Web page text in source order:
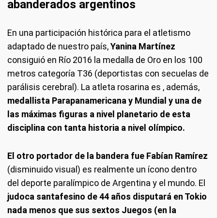
abanderados argentinos
En una participación histórica para el atletismo
adaptado de nuestro país,Yanina Martínez
consiguió en Río 2016 la medalla de Oro en los 100
metros categoría T36 (deportistas con secuelas de
parálisis cerebral). La atleta rosarina es , además,
medallista Parapanamericana y Mundial y una de
las máximas figuras a nivel planetario de esta
disciplina con tanta historia a nivel olímpico.
El otro portador de la bandera fue Fabían Ramírez
(disminuido visual) es realmente un ícono dentro
del deporte paralímpico de Argentina y el mundo. El
judoca santafesino de 44 años disputará en Tokio
nada menos que sus sextos Juegos (en la